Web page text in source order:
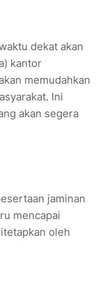
dekat akan
kantor
memudahkan
Ini
akan segera
jaminan
mencapai
oleh